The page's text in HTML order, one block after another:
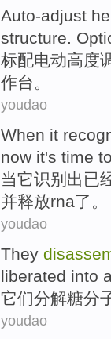
Auto-adjust
structure.
标配电动高度
作台。
youdao
When it
now it's time to
当它识别 出 已
并释放rna了。
youdao
They
liberated into
它们分解糖分
youdao